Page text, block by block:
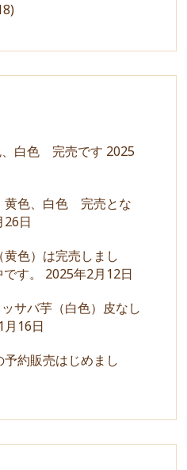
白色 完売です 2025
色、白色 完売とな
26日
色）は完売しまし
す。
2025年2月12日
サバ芋（白色）皮なし
月16日
約販売はじめまし